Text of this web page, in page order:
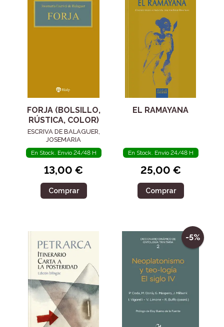
FORJA (BOLSILLO,
RÚSTICA, COLOR)
ESCRIVA DE BALAGUER,
JOSEMARIA
En Stock. Envío 24/48 H
13,00 €
Comprar
EL RAMAYANA
En Stock. Envío 24/48 H
25,00 €
Comprar
-5%